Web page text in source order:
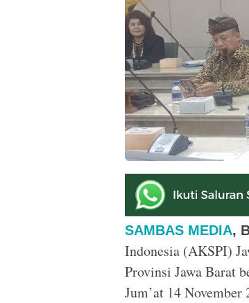
SAMBAS MEDIA,
Indonesia (AKSPI)
Provinsi Jawa Barat
Jum’at 14 November